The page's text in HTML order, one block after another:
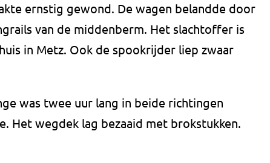
ernstig gewond. De wagen belandde door
van de middenberm. Het slachtoffer is
in Metz. Ook de spookrijder liep zwaar
was twee uur lang in beide richtingen
Het wegdek lag bezaaid met brokstukken.